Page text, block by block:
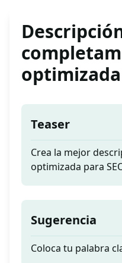
optimizada
Teaser
Crea la mejor
optimizada para
Sugerencia
Coloca tu palabra